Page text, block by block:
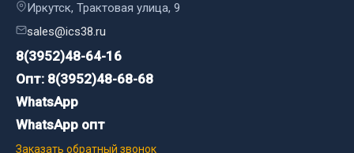
Двигатель
Мост задний
Система питания
Система выпуска газа
Система охлаждения
Сцепление
Иркутск, Трактовая улица, 9
sales@ics38.ru
8(3952)48-64-16
Опт: 8(3952)48-68-68
WhatsApp
WhatsApp опт
Заказать обратный звонок